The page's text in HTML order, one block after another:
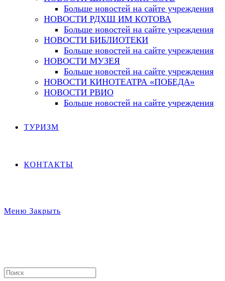
Больше новостей на сайте учреждения
НОВОСТИ РДХШ ИМ КОТОВА
Больше новостей на сайте учреждения
НОВОСТИ БИБЛИОТЕКИ
Больше новостей на сайте учреждения
НОВОСТИ МУЗЕЯ
Больше новостей на сайте учреждения
НОВОСТИ КИНОТЕАТРА «ПОБЕДА»
НОВОСТИ РВИО
Больше новостей на сайте учреждения
ТУРИЗМ
КОНТАКТЫ
Меню Закрыть
Search